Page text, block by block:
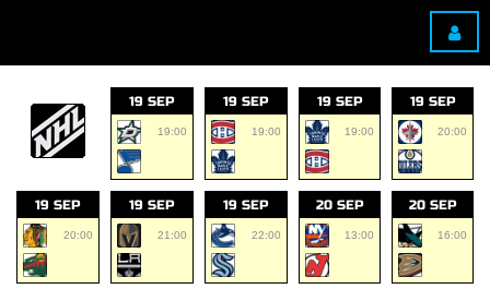
19 SEP
19:00
19 SEP
19:00
19 SEP
19:00
19 SEP
20:00
19 SEP
20:00
19 SEP
21:00
19 SEP
22:00
20 SEP
13:00
20 SEP
16:00